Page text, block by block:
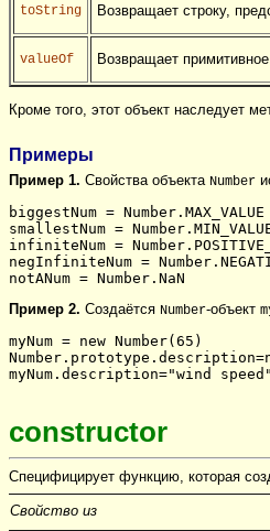
toString Возвращает строку,
valueOf Возвращает
Кроме того, этот объект наследует
Примеры
Пример 1. Свойства объекта Number
biggestNum = Number.MAX_VALUE
smallestNum =
infiniteNum =
negInfiniteNum =
notANum = Number.NaN
Пример 2. Создаётся Number-объект
myNum = new Number(65)
myNum.description="wind speed"
constructor
Специфицирует функцию, которая
Свойство из